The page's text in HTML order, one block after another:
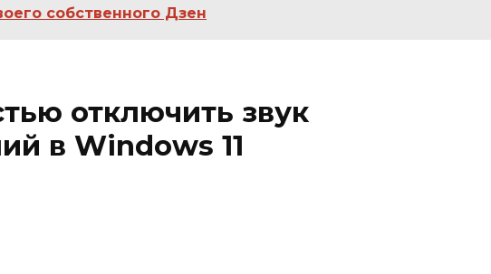
собственного Дзен
отключить звук
в Windows 11